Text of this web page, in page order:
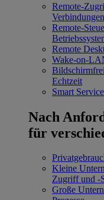
Remote-
Verbindungen
Remote-
Remote
Wake-on-
Echtzeit
Smart Service
Nach
für
Kleine
Zugriff und -
Große